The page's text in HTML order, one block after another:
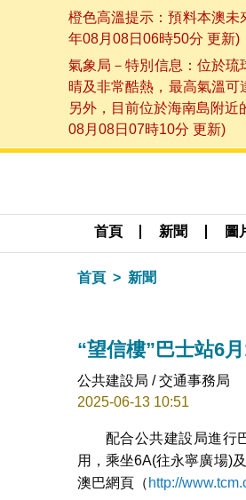
橙色高溫提示：預料本澳
年08月08日06時50分 更新)
氣象局－特別信息：位於
晴及非常酷熱，最高氣溫可
另外，目前位於海南島附
08月08日07時10分 更新)
首頁 新聞 圖
首頁 新聞
“望信樓”巴士站6
公共建設局 / 交通事務局
2025-06-13 10:51
配合公共建設局進行
用，乘坐6A(往永寧廣場)
澳巴網頁（ http://